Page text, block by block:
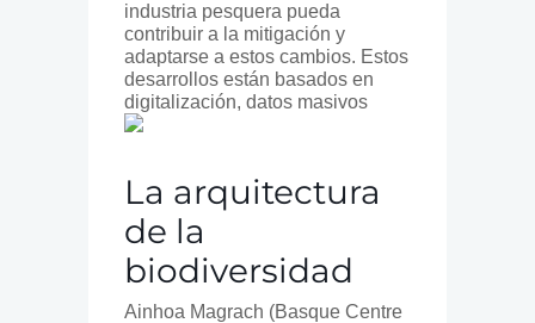
industria pesquera pueda
contribuir a la mitigación y
adaptarse a estos cambios. Estos
desarrollos están basados en
digitalización, datos masivos
La arquitectura
de la
biodiversidad
Ainhoa Magrach (Basque Centre